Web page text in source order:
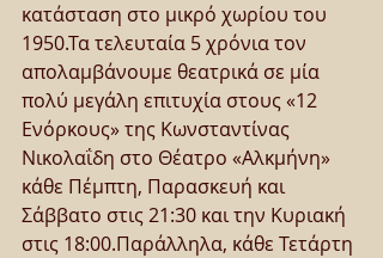
κατάσταση στο μικρό χωρίου του
1950.Τα τελευταία 5 χρόνια τον
απολαμβάνουμε θεατρικά σε μία
πολύ μεγάλη επιτυχία στους «12
Ενόρκους» της Κωνσταντίνας
Νικολαΐδη στο Θέατρο «Αλκμήνη»
κάθε Πέμπτη, Παρασκευή και
Σάββατο στις 21:30 και την Κυριακή
στις 18:00.Παράλληλα, κάθε Τετάρτη